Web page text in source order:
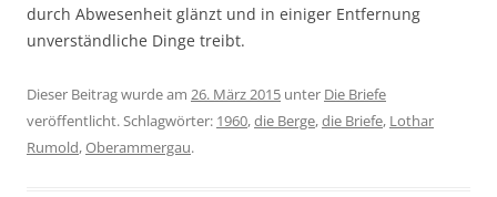
durch Abwesenheit glänzt und in einiger Entfernung
unverständliche Dinge treibt.
Dieser Beitrag wurde am 26. März 2015 unter Die Briefe
veröffentlicht. Schlagwörter: 1960,die Berge,die Briefe, Lothar
Rumold,Oberammergau.